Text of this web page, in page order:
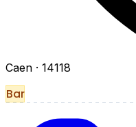
Caen · 14118
Bar